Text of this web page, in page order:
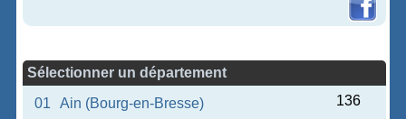
Sélectionner un département
01
Ain (Bourg-en-Bresse)
136